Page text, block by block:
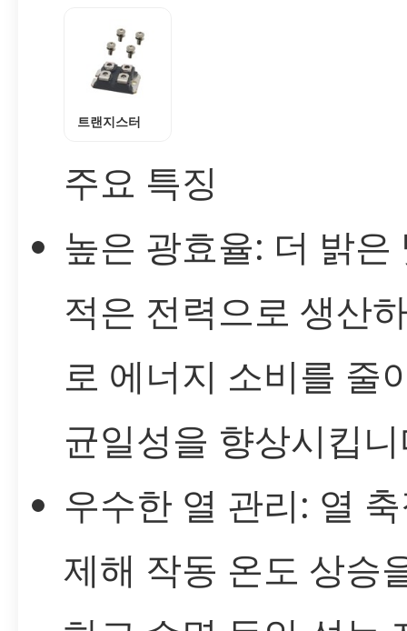
트랜지스터
주요 특징
높은 광효율: 더 밝은
적은 전력으로 생산
로 에너지 소비를 줄
균일성을 향상시킵
우수한 열 관리: 열
제해 작동 온도 상승